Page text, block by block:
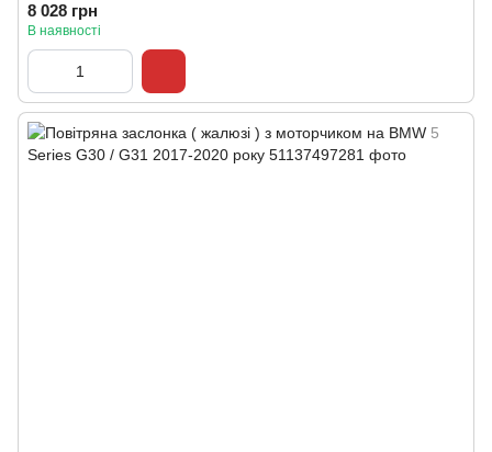
8 028 грн
В наявності